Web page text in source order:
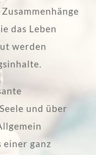
das Leben
werden
und über
einer ganz